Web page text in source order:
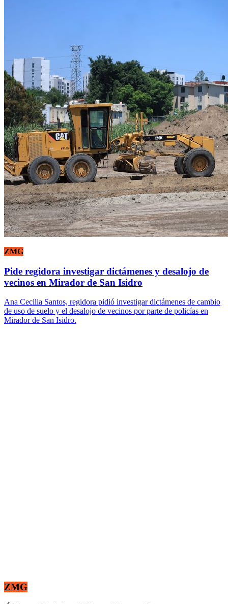
ZMG
Pide regidora investigar dictámenes y desalojo de
vecinos en Mirador de San Isidro
Ana Cecilia Santos, regidora pidió investigar dictámenes de cambio
de uso de suelo y el desalojo de vecinos por parte de policías en
Mirador de San Isidro.
ZMG